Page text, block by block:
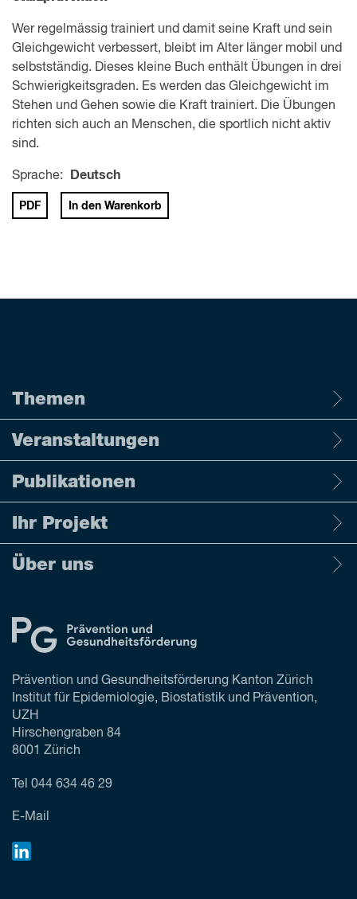
Wer regelmässig trainiert und damit seine Kraft und sein
Gleichgewicht verbessert, bleibt im Alter länger mobil und
selbstständig. Dieses kleine Buch enthält Übungen in drei
Schwierigkeitsgraden. Es werden das Gleichgewicht im
Stehen und Gehen sowie die Kraft trainiert. Die Übungen
richten sich auch an Menschen, die sportlich nicht aktiv
sind.
Sprache: Deutsch
PDF In den Warenkorb
Themen
Veranstaltungen
Publikationen
Ihr Projekt
Über uns
Prävention und Gesundheitsförderung Kanton Zürich
Institut für Epidemiologie, Biostatistik und Prävention,
UZH
Hirschengraben 84
8001 Zürich
Tel 044 634 46 29
E-Mail